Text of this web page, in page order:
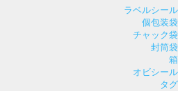
ラベルシール
個包装袋
チャック袋
封筒袋
箱
オビシール
タグ